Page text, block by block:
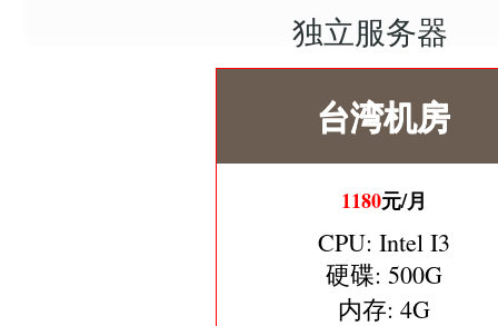
独立服务器
台湾机房
1180元/月
CPU: Intel I3
硬碟: 500G
内存: 4G